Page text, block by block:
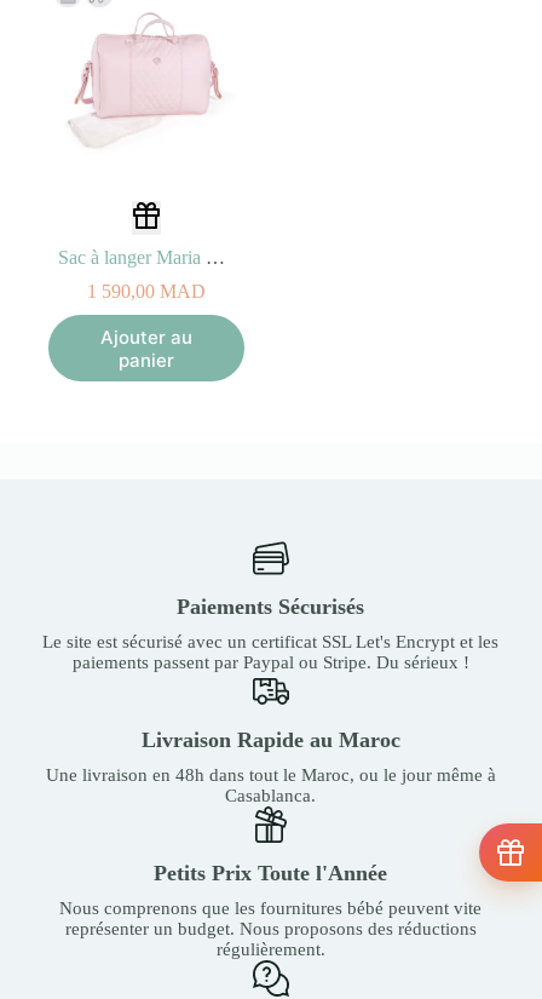
Sac à langer Maria Rose
1 590,00 MAD
Ajouter au
panier
Paiements Sécurisés
Le site est sécurisé avec un certificat SSL Let's Encrypt et les
paiements passent par Paypal ou Stripe. Du sérieux !
Livraison Rapide au Maroc
Une livraison en 48h dans tout le Maroc, ou le jour même à
Casablanca.
Petits Prix Toute l'Année
Nous comprenons que les fournitures bébé peuvent vite
représenter un budget. Nous proposons des réductions
régulièrement.